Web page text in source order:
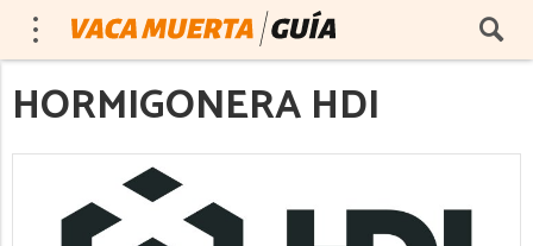
HORMIGONERA HDI